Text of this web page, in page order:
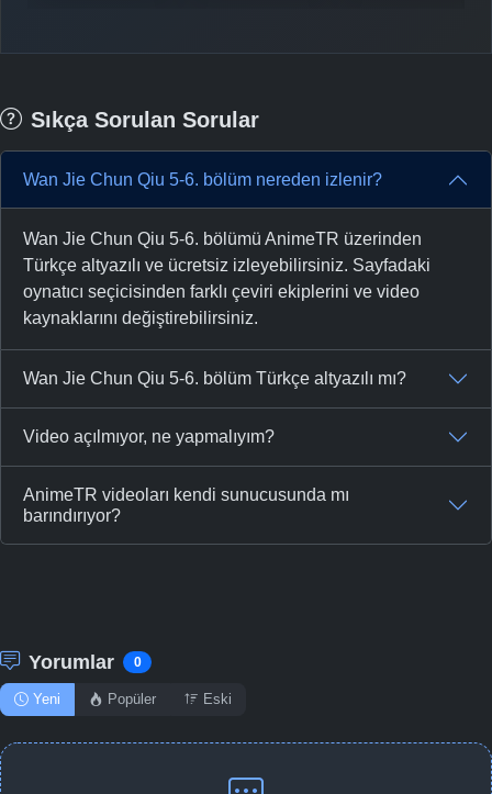
Sıkça Sorulan Sorular
Wan Jie Chun Qiu 5-6. bölüm nereden izlenir?
Wan Jie Chun Qiu 5-6. bölümü AnimeTR üzerinden
Türkçe altyazılı ve ücretsiz izleyebilirsiniz. Sayfadaki
oynatıcı seçicisinden farklı çeviri ekiplerini ve video
kaynaklarını değiştirebilirsiniz.
Wan Jie Chun Qiu 5-6. bölüm Türkçe altyazılı mı?
Video açılmıyor, ne yapmalıyım?
AnimeTR videoları kendi sunucusunda mı
barındırıyor?
Yorumlar 0
Yeni Popüler Eski